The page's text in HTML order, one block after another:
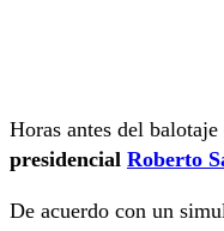
Horas antes del balotaje
presidencial Roberto
De acuerdo con un